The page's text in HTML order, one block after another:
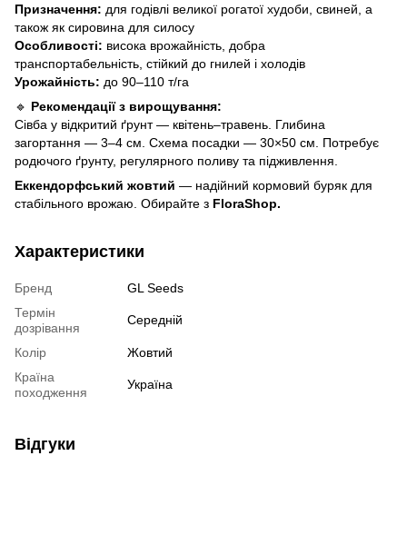
Призначення: для годівлі великої рогатої худоби, свиней, а
також як сировина для силосу
Особливості: висока врожайність, добра
транспортабельність, стійкий до гнилей і холодів
Урожайність: до 90–110 т/га
🔹 Рекомендації з вирощування:
Сівба у відкритий ґрунт — квітень–травень. Глибина
загортання — 3–4 см. Схема посадки — 30×50 см. Потребує
родючого ґрунту, регулярного поливу та підживлення.
Еккендорфський жовтий — надійний кормовий буряк для
стабільного врожаю. Обирайте з FloraShop.
Характеристики
Бренд
GL Seeds
Термін
дозрівання
Середній
Колір
Жовтий
Країна
походження
Україна
Відгуки